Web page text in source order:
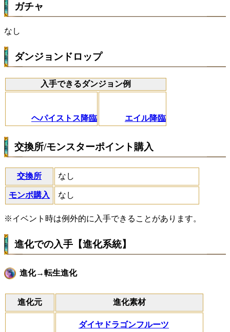
ガチャ
なし
ダンジョンドロップ
入手できるダンジョン例
ヘパイストス降臨 エイル降臨
交換所/モンスターポイント購入
交換所 なし
モンポ購入 なし
※イベント時は例外的に入手できることがあります。
進化での入手【進化系統】
進化→転生進化
進化元 進化素材
ダイヤドラゴンフルーツ